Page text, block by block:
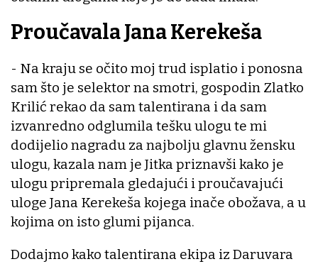
Proučavala Jana Kerekeša
- Na kraju se očito moj trud isplatio i ponosna
sam što je selektor na smotri, gospodin Zlatko
Krilić rekao da sam talentirana i da sam
izvanredno odglumila tešku ulogu te mi
dodijelio nagradu za najbolju glavnu žensku
ulogu, kazala nam je Jitka priznavši kako je
ulogu pripremala gledajući i proučavajući
uloge Jana Kerekeša kojega inače obožava, a u
kojima on isto glumi pijanca.
Dodajmo kako talentirana ekipa iz Daruvara